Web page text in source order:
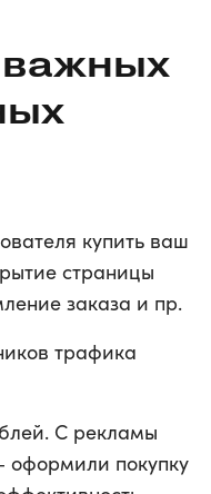
важных
купить ваш
страницы
заказа и пр.
трафика
С рекламы
оформили покупку